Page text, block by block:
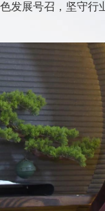
发展号召，坚守